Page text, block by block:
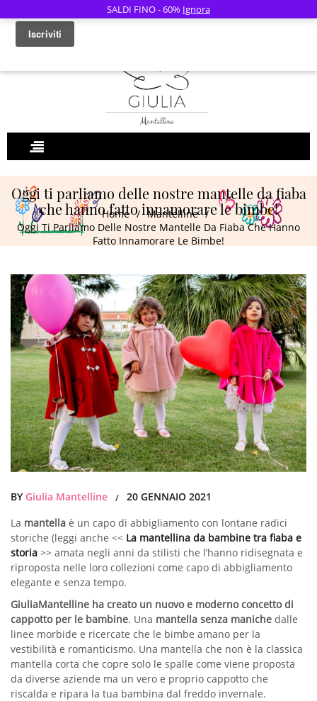
Oggi ti parliamo delle nostre mantelle da fiaba
che hanno fatto innamorare le bimbe!
Home / Mantelline /
Oggi Ti Parliamo Delle Nostre Mantelle Da Fiaba Che Hanno
Fatto Innamorare Le Bimbe!
BY Giulia Mantelline /
20 GENNAIO 2021
La mantella è un capo di abbigliamento con lontane radici
storiche (leggi anche << La mantellina da bambine tra fiaba e
storia >> amata negli anni da stilisti che l’hanno ridisegnata e
riproposta nelle loro collezioni come capo di abbigliamento
elegante e senza tempo.
GiuliaMantelline ha creato un nuovo e moderno concetto di
cappotto per le bambine. Una mantella senza maniche dalle
linee morbide e ricercate che le bimbe amano per la
vestibilità e romanticismo. Una mantella che non è la classica
mantella corta che copre solo le spalle come viene proposta
da diverse aziende ma un vero e proprio cappotto che
riscalda e ripara la tua bambina dal freddo invernale.
SALDI FINO - 60% Ignora